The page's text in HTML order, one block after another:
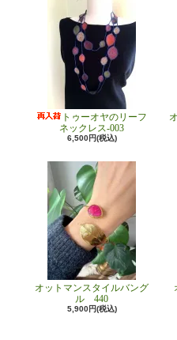
トゥーオヤのリーフ
ネックレス-003
6,500円(税込)
オットマンスタイルバング
ル 440
5,900円(税込)